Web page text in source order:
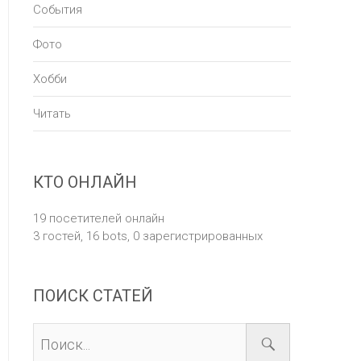
События
Фото
Хобби
Читать
КТО ОНЛАЙН
19 посетителей онлайн
3 гостей, 16 bots, 0 зарегистрированных
ПОИСК СТАТЕЙ